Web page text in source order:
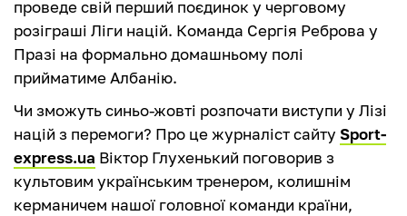
проведе свій перший поєдинок у черговому
розіграші Ліги націй. Команда Сергія Реброва у
Празі на формально домашньому полі
прийматиме Албанію.
Чи зможуть синьо-жовті розпочати виступи у Лізі
націй з перемоги? Про це журналіст сайту Sport-
express.ua Віктор Глухенький поговорив з
культовим українським тренером, колишнім
керманичем нашої головної команди країни,